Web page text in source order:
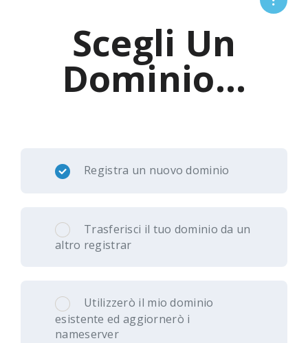
Scegli Un
Dominio...
Registra un nuovo dominio
Trasferisci il tuo dominio da un
altro registrar
Utilizzerò il mio dominio
esistente ed aggiornerò i
nameserver